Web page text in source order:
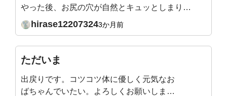
やった後、お尻の穴が自然とキュッとしまりま
した。あと、お腹の深いところまで自然と力が
入っていく感じです。←吉田先生、この状態、
抜けていたんだ、、、！とすごい気づきです。
姿勢も良くなってます。
hirase122073243か月前
ただいま
出戻りです。コツコツ体に優しく元気なお
ばちゃんでいたい。よろしくお願いしま